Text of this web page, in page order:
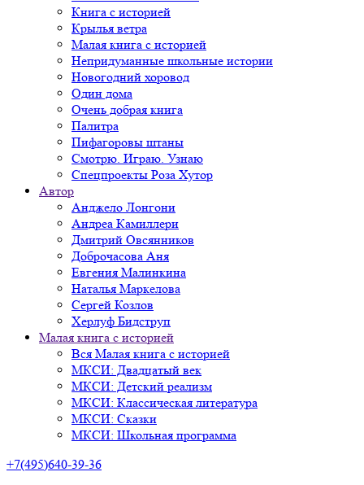
Книга с историей
Крылья ветра
Малая книга с историей
Непридуманные школьные истории
Новогодний хоровод
Один дома
Очень добрая книга
Палитра
Пифагоровы штаны
Смотрю. Играю. Узнаю
Спецпроекты Роза Хутор
Автор
Анджело Лонгони
Андреа Камиллери
Дмитрий Овсянников
Доброчасова Аня
Евгения Малинкина
Наталья Маркелова
Сергей Козлов
Херлуф Бидструп
Малая книга с историей
Вся Малая книга с историей
МКСИ: Двадцатый век
МКСИ: Детский реализм
МКСИ: Классическая литература
МКСИ: Сказки
МКСИ: Школьная программа
+7(495)640-39-36